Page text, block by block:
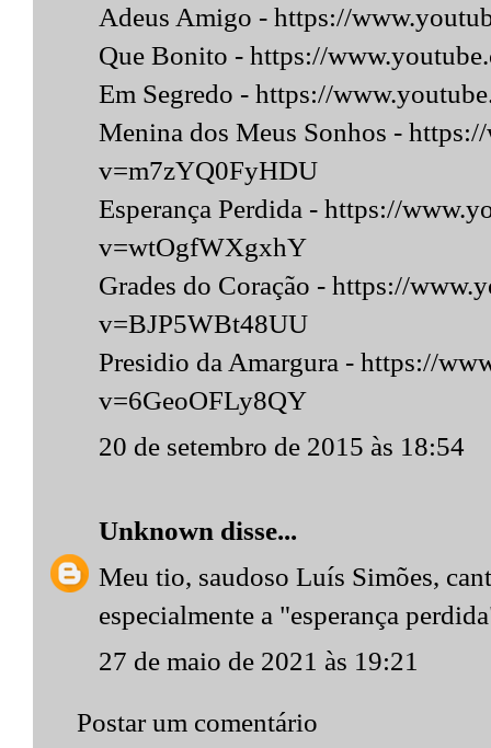
Adeus Amigo - https://
Que Bonito - https://
Em Segredo - https://
Menina dos Meus Sonhos -
v=m7zYQ0FyHDU
Esperança Perdida - https://
v=wtOgfWXgxhY
Grades do Coração - https://
v=BJP5WBt48UU
Presidio da Amargura - https://
v=6GeoOFLy8QY
20 de setembro de 2015 às 18:54
Unknown disse...
Meu tio, saudoso Luís Simões,
especialmente a "esperança
27 de maio de 2021 às 19:21
Postar um comentário